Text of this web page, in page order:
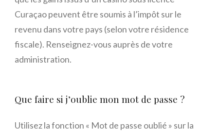
Curaçao peuvent être soumis à l’impôt sur le
revenu dans votre pays (selon votre résidence
fiscale). Renseignez-vous auprès de votre
administration.
Que faire si j’oublie mon mot de passe ?
Utilisez la fonction « Mot de passe oublié » sur la